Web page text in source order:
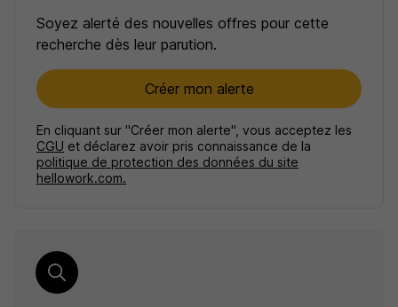
Soyez alerté des nouvelles offres pour cette
recherche dès leur parution.
Créer mon alerte
En cliquant sur "Créer mon alerte", vous acceptez les
CGU et déclarez avoir pris connaissance de la
politique de protection des données du site
hellowork.com.